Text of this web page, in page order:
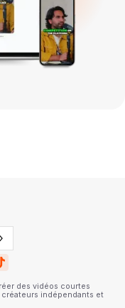
des vidéos courtes
indépendants et